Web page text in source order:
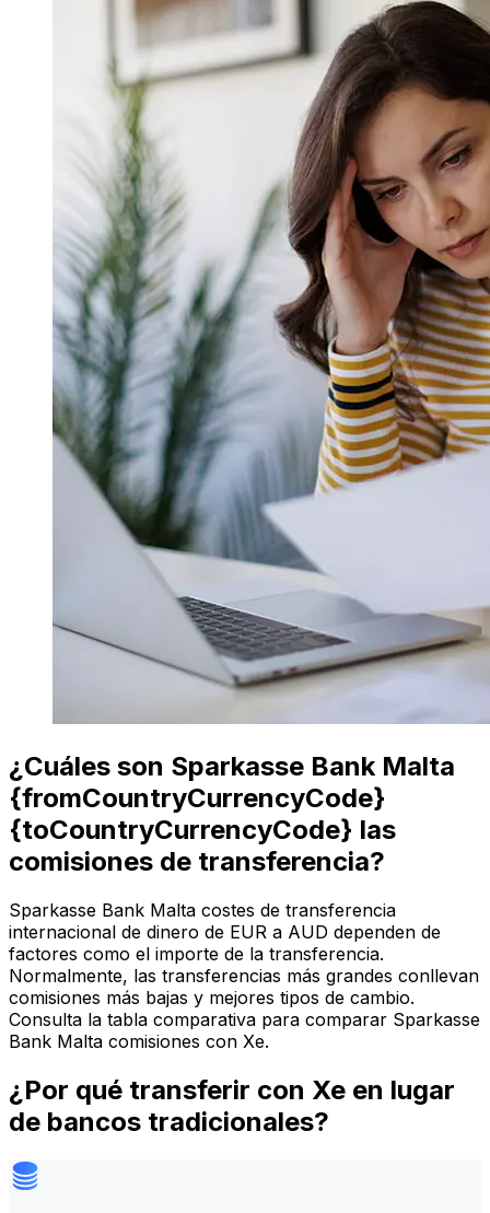
¿Cuáles son Sparkasse Bank Malta
{fromCountryCurrencyCode}
{toCountryCurrencyCode} las
comisiones de transferencia?
Sparkasse Bank Malta costes de transferencia
internacional de dinero de EUR a AUD dependen de
factores como el importe de la transferencia.
Normalmente, las transferencias más grandes conllevan
comisiones más bajas y mejores tipos de cambio.
Consulta la tabla comparativa para comparar Sparkasse
Bank Malta comisiones con Xe.
¿Por qué transferir con Xe en lugar
de bancos tradicionales?